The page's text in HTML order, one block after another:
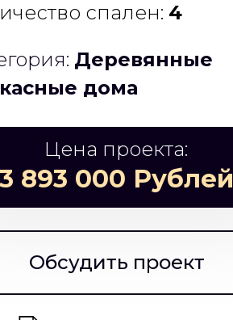
Деревянные
дома
Цена проекта:
3 893 000 Рублей
Обсудить проект
спален: 4